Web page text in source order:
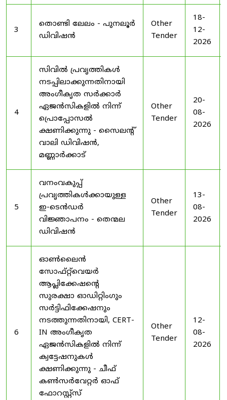
3
തൊണ്ടി ലേലം - പുനലൂർ
ഡിവിഷൻ
Other
Tender
18-
12-
2026
4
സിവിൽ പ്രവൃത്തികൾ
നടപ്പിലാക്കുന്നതിനായി
അംഗീകൃത സർക്കാർ
ഏജൻസികളിൽ നിന്ന്
പ്രൊപ്പോസൽ
ക്ഷണിക്കുന്നു - സൈലന്റ്
വാലി ഡിവിഷൻ,
മണ്ണാർക്കാട്
Other
Tender
20-
08-
2026
5
വനംവകുപ്പ്
പ്രവൃത്തികൾക്കായുള്ള
ഇ-ടെൻഡർ
വിജ്ഞാപനം - തെന്മല
ഡിവിഷൻ
Other
Tender
13-
08-
2026
6
ഓൺലൈൻ
സോഫ്റ്റ്‌വെയർ
ആപ്ലിക്കേഷന്റെ
സുരക്ഷാ ഓഡിറ്റിംഗും
സർട്ടിഫിക്കേഷനും
നടത്തുന്നതിനായി, CERT-
IN അംഗീകൃത
ഏജൻസികളിൽ നിന്ന്
ക്വട്ടേഷനുകൾ
ക്ഷണിക്കുന്നു - ചീഫ്
കൺസർവേറ്റർ ഓഫ്
ഫോറസ്റ്റ്സ്
Other
Tender
12-
08-
2026